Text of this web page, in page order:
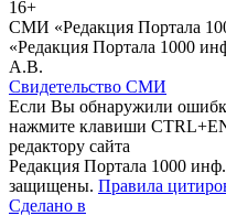
16+
СМИ «Редакция Портала
«Редакция Портала 1000
А.В.
Свидетельство СМИ
Если Вы обнаружили
нажмите клавиши
редактору сайта
Редакция Портала 1000
защищены. Правила
Сделано в